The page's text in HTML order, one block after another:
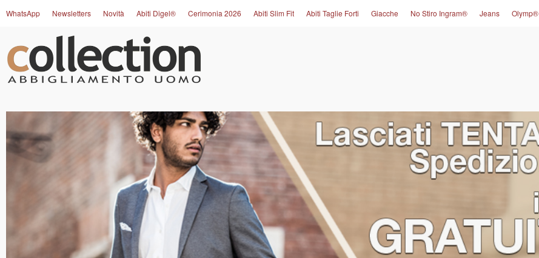
WhatsApp Newsletters Novità Abiti Digel® Cerimonia 2026 Abiti Slim Fit Abiti Taglie Forti Giacche No Stiro Ingram® Jeans Olymp®